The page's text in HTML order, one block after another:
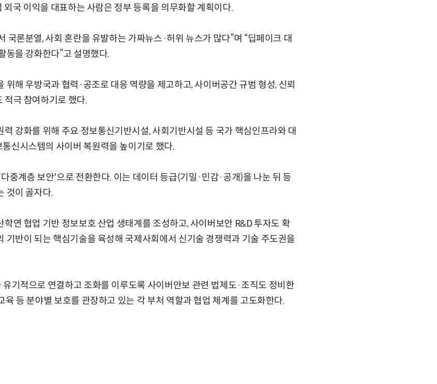
외국 이익을 대표하는 사람은 정부 등록을 의무화할 계획이다.
국론분열, 사회 혼란을 유발하는 가짜뉴스·허위 뉴스가 많다”며 “딥페이크 대
동을 강화한다”고 설명했다.
위해 우방국과 협력·공조로 대응 역량을 제고하고, 사이버공간 규범 형성, 신뢰
적극 참여하기로 했다.
강화를 위해 주요 정보통신기반시설, 사회기반시설 등 국가 핵심인프라와 대
신시스템의 사이버 복원력을 높이기로 했다.
중계층 보안'으로 전환한다. 이는 데이터 등급(기밀·민감·공개)을 나눈 뒤 등
것이 골자다.
연 협업 기반 정보보호 산업 생태계를 조성하고, 사이버보안 R&D 투자도 확
기반이 되는 핵심기술을 육성해 국제사회에서 신기술 경쟁력과 기술 주도권을
기적으로 연결하고 조화를 이루도록 사이버안보 관련 법제도·조직도 정비한
육 등 분야별 보호를 관장하고 있는 각 부처 역할과 협업 체계를 고도화한다.